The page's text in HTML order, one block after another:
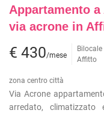
Appartamento
via acrone in
€ 430/mese
Bilocale
Affitto
zona centro città
Via Acrone
arredato,